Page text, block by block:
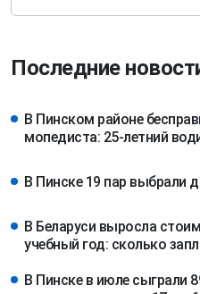
Последние
В Пинском районе
мопедиста: 25-летний
В Пинске 19 пар выбрали
В Беларуси выросла
учебный год: сколько
В Пинске в июле сыграли